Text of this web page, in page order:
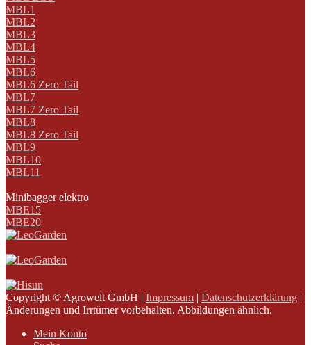
MBL1
MBL2
MBL3
MBL4
MBL5
MBL6
MBL6 Zero Tail
MBL7
MBL7 Zero Tail
MBL8
MBL8 Zero Tail
MBL9
MBL10
MBL11
Minibagger elektro
MBE15
MBE20
Copyright © Agrowelt GmbH | Impressum | Datenschutzerklärung |
Änderungen und Irrtümer vorbehalten. Abbildungen ähnlich.
Mein Konto